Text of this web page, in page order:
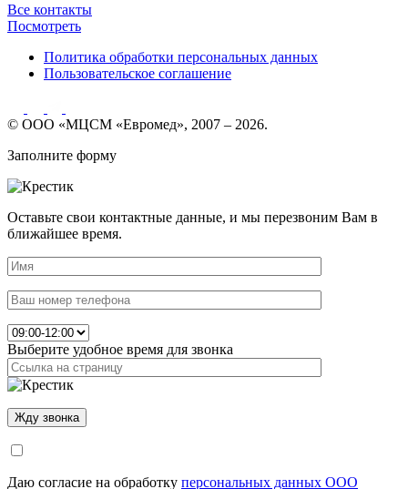
Все контакты
Посмотреть
Политика обработки персональных данных
Пользовательское соглашение
© ООО «МЦСМ «Евромед», 2007 – 2026.
Заполните форму
Оставьте свои контактные данные, и мы перезвоним Вам в
ближайшее время.
Выберите удобное время для звонка
Даю согласие на обработку персональных данных ООО